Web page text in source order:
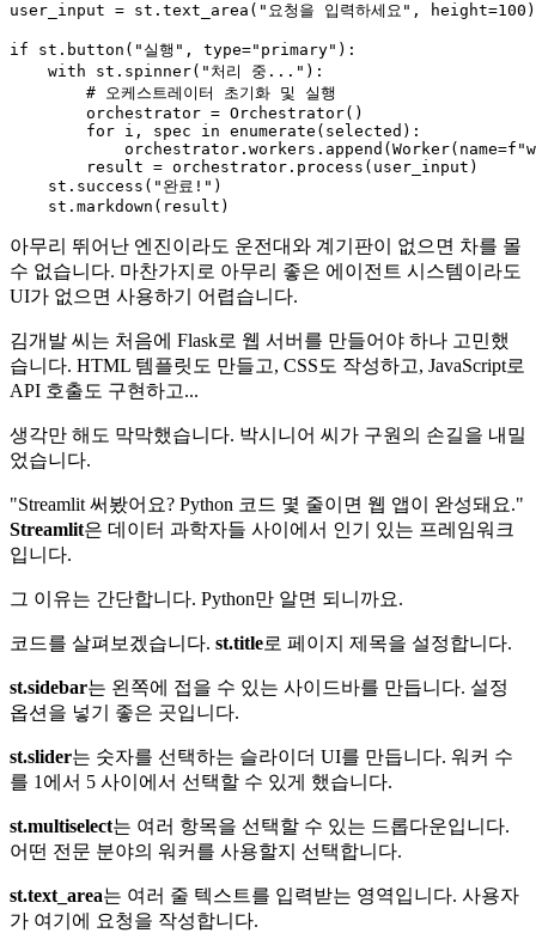
user_input = st.text_area( "요청을 입력하세요" , height=100 )
if st.button( "실행" , type="primary" ):
with st.spinner( "처리 중..." ):
# 오케스트레이터 초기화 및 실행
        orchestrator = Orchestrator()
for i, spec in enumerate (selected):
            orchestrator.workers.append(Worker(name=
        result = orchestrator.process(user_input)
    st.success(
"완료!" )
아무리 뛰어난 엔진이라도 운전대와 계기판이 없으면 차를 몰
수 없습니다. 마찬가지로 아무리 좋은 에이전트 시스템이라도
UI가 없으면 사용하기 어렵습니다.
김개발 씨는 처음에 Flask로 웹 서버를 만들어야 하나 고민했
습니다. HTML 템플릿도 만들고, CSS도 작성하고, JavaScript로
API 호출도 구현하고...
생각만 해도 막막했습니다. 박시니어 씨가 구원의 손길을 내밀
었습니다.
"Streamlit 써봤어요? Python 코드 몇 줄이면 웹 앱이 완성돼요."
Streamlit은 데이터 과학자들 사이에서 인기 있는 프레임워크
입니다.
그 이유는 간단합니다. Python만 알면 되니까요.
코드를 살펴보겠습니다. st.title로 페이지 제목을 설정합니다.
st.sidebar는 왼쪽에 접을 수 있는 사이드바를 만듭니다. 설정
옵션을 넣기 좋은 곳입니다.
st.slider는 숫자를 선택하는 슬라이더 UI를 만듭니다. 워커 수
를 1에서 5 사이에서 선택할 수 있게 했습니다.
st.multiselect는 여러 항목을 선택할 수 있는 드롭다운입니다.
어떤 전문 분야의 워커를 사용할지 선택합니다.
st.text_area는 여러 줄 텍스트를 입력받는 영역입니다. 사용자
가 여기에 요청을 작성합니다.